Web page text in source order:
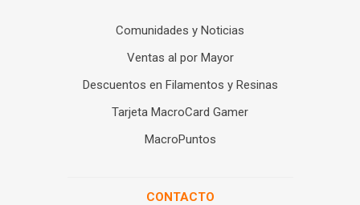
Comunidades y Noticias
Ventas al por Mayor
Descuentos en Filamentos y Resinas
Tarjeta MacroCard Gamer
MacroPuntos
CONTACTO